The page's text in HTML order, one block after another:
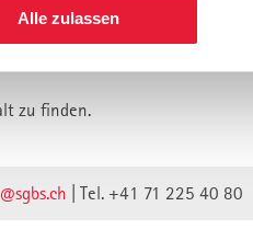
Alle zulassen
eine neue technische Basis
zu finden.
Tel. +41 71 225 40 80